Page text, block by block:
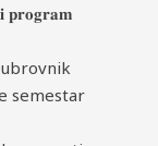
𝐩𝐫𝐨𝐠𝐫𝐚𝐦
semestar